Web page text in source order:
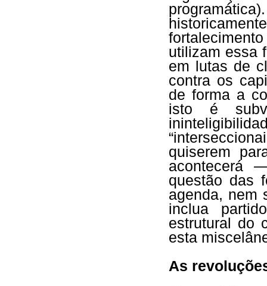
utilizam essa
em lutas de
contra os
de forma a
isto é
quiserem
acontecerá
questão das
agenda, nem
inclua
estrutural do
esta
As